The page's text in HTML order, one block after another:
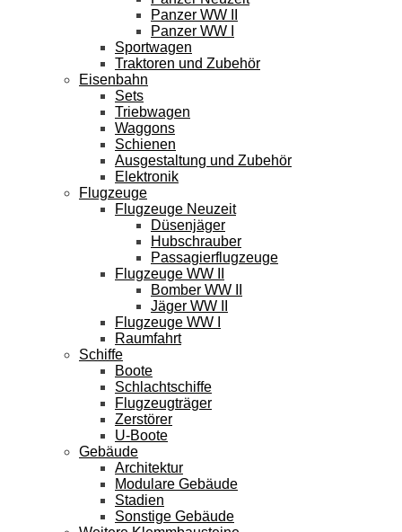
Panzer WW II
Panzer WW I
Sportwagen
Traktoren und Zubehör
Eisenbahn
Sets
Triebwagen
Waggons
Schienen
Ausgestaltung und Zubehör
Elektronik
Flugzeuge
Flugzeuge Neuzeit
Düsenjäger
Hubschrauber
Passagierflugzeuge
Flugzeuge WW II
Bomber WW II
Jäger WW II
Flugzeuge WW I
Raumfahrt
Schiffe
Boote
Schlachtschiffe
Flugzeugträger
Zerstörer
U-Boote
Gebäude
Architektur
Modulare Gebäude
Stadien
Sonstige Gebäude